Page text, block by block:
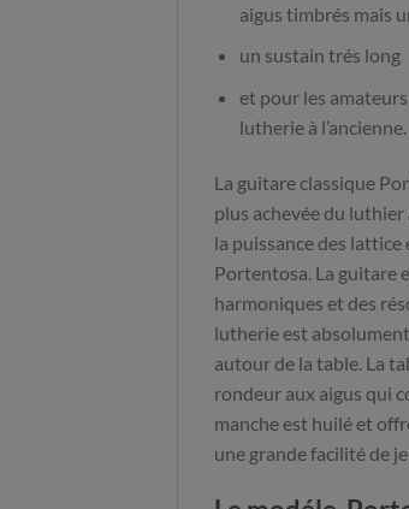
aigus timbrés mais
un sustain trés long
et pour les
lutherie à l’ancienne.
La guitare classique
plus achevée du
la puissance des
Portentosa. La guitare
harmoniques et des
lutherie est
autour de la table. La
rondeur aux aigus qui
manche est huilé et
une grande facilité de